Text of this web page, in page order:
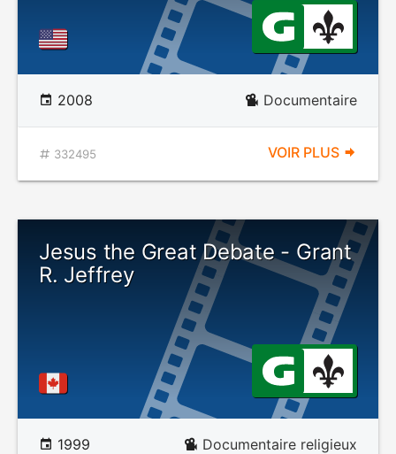
2008 Documentaire
332495 VOIR PLUS
Jesus the Great Debate - Grant
R. Jeffrey
1999 Documentaire religieux